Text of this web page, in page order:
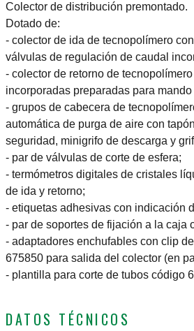
Colector de distribución premontado.
Dotado de:
- colector de ida de tecnopolímero
válvulas de regulación de caudal
- colector de retorno de
incorporadas preparadas para
- grupos de cabecera de
automática de purga de aire con
seguridad, minigrifo de descarga y
- par de válvulas de corte de esfera;
- termómetros digitales de cristales
de ida y retorno;
- etiquetas adhesivas con indicación
- par de soportes de fijación a la caja
- adaptadores enchufables con clip
675850 para salida del colector (en
- plantilla para corte de tubos código
DATOS TÉCNICOS